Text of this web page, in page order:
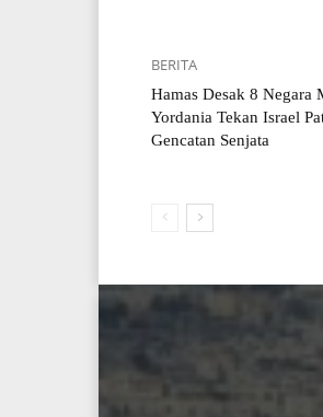
BERITA
Hamas Desak 8 Negara
Yordania Tekan Israel
Gencatan Senjata